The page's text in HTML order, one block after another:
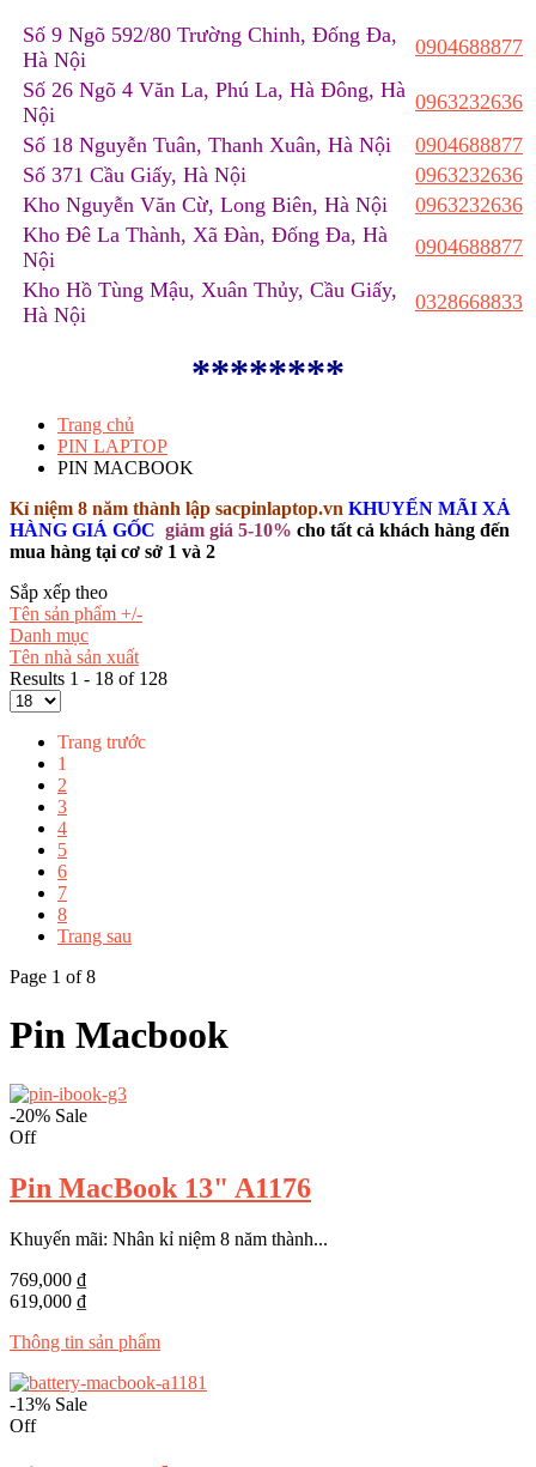
Số 9 Ngõ 592/80 Trường Chinh, Đống Đa,
Hà Nội
0904688877
Số 26 Ngõ 4 Văn La, Phú La, Hà Đông, Hà
Nội
0963232636
Số 18 Nguyễn Tuân, Thanh Xuân, Hà Nội
0904688877
Số 371 Cầu Giấy, Hà Nội
0963232636
Kho Nguyễn Văn Cừ, Long Biên, Hà Nội
0963232636
Kho Đê La Thành, Xã Đàn, Đống Đa, Hà
Nội
0904688877
Kho Hồ Tùng Mậu, Xuân Thủy, Cầu Giấy,
Hà Nội
0328668833
********
Trang chủ
PIN LAPTOP
PIN MACBOOK
Kỉ niệm 8 năm thành lập sacpinlaptop.vn KHUYẾN MÃI XẢ
HÀNG GIÁ GỐC giảm giá 5-10% cho tất cả khách hàng đến
mua hàng tại cơ sở 1 và 2
Sắp xếp theo
Tên sản phẩm +/-
Danh mục
Tên nhà sản xuất
Results 1 - 18 of 128
Trang trước
1
2
3
4
5
6
7
8
Trang sau
Page 1 of 8
Pin Macbook
-20% Sale
Off
Pin MacBook 13" A1176
Khuyến mãi: Nhân kỉ niệm 8 năm thành...
769,000 ₫
619,000 ₫
Thông tin sản phẩm
-13% Sale
Off